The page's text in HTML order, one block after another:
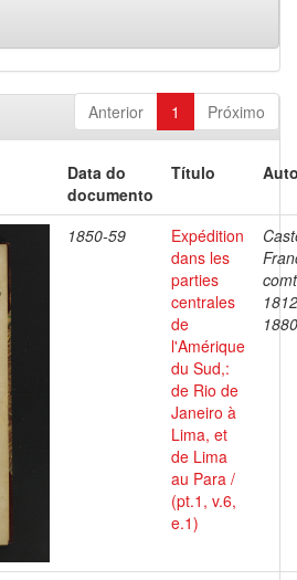
Anterior 1 Próximo
Data do
documento
Título
1850-59
Expédition
dans les
parties
centrales
de
l'Amérique
du Sud,:
de Rio de
Janeiro à
Lima, et
de Lima
au Para /
(pt.1, v.6,
e.1)
1880